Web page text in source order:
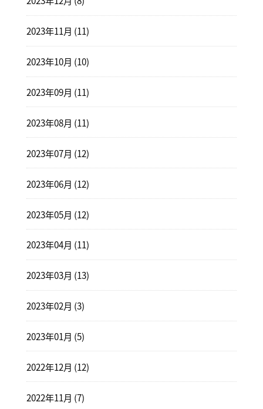
2023年11月 (11)
2023年10月 (10)
2023年09月 (11)
2023年08月 (11)
2023年07月 (12)
2023年06月 (12)
2023年05月 (12)
2023年04月 (11)
2023年03月 (13)
2023年02月 (3)
2023年01月 (5)
2022年12月 (12)
2022年11月 (7)